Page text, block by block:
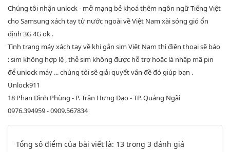
Chúng tôi nhận unlock - mở mạng bẻ khoá thêm ngôn ngữ Tiếng Việt
cho Samsung xách tay từ nước ngoài về Việt Nam xài sóng gió ổn
định 3G 4G ok .
Tình trạng máy xách tay về khi gắn sim Việt Nam thì điện thoại sẽ báo
: sim không hợp lệ , thẻ sim không được hỗ trợ hoặc là nhập mã pin
để unlock máy ... chúng tôi sẽ giải quyết vấn đề đó giúp bạn .
Unlock911
18 Phan Đình Phùng - P. Trần Hưng Đạo - TP. Quảng Ngãi
0976.394959 - 0909.567834
Tổng số điểm của bài viết là: 13 trong 3 đánh giá